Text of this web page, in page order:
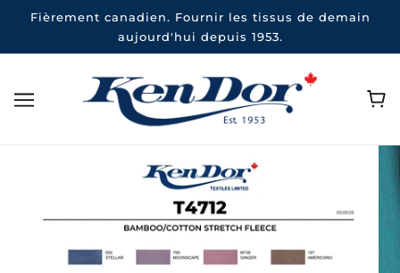
Fièrement canadien. Fournir les tissus de demain
aujourd'hui depuis 1953.